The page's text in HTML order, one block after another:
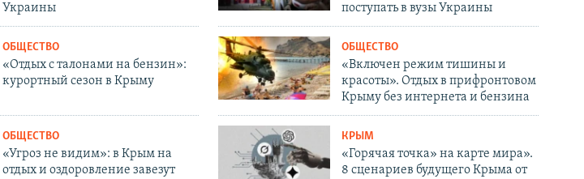
Украины
поступать в вузы Украины
ОБЩЕСТВО
«Отдых с талонами на бензин»:
курортный сезон в Крыму
ОБЩЕСТВО
«Включен режим тишины и
красоты». Отдых в прифронтовом
Крыму без интернета и бензина
ОБЩЕСТВО
«Угроз не видим»: в Крым на
отдых и оздоровление завезут
КРЫМ
«Горячая точка» на карте мира».
8 сценариев будущего Крыма от